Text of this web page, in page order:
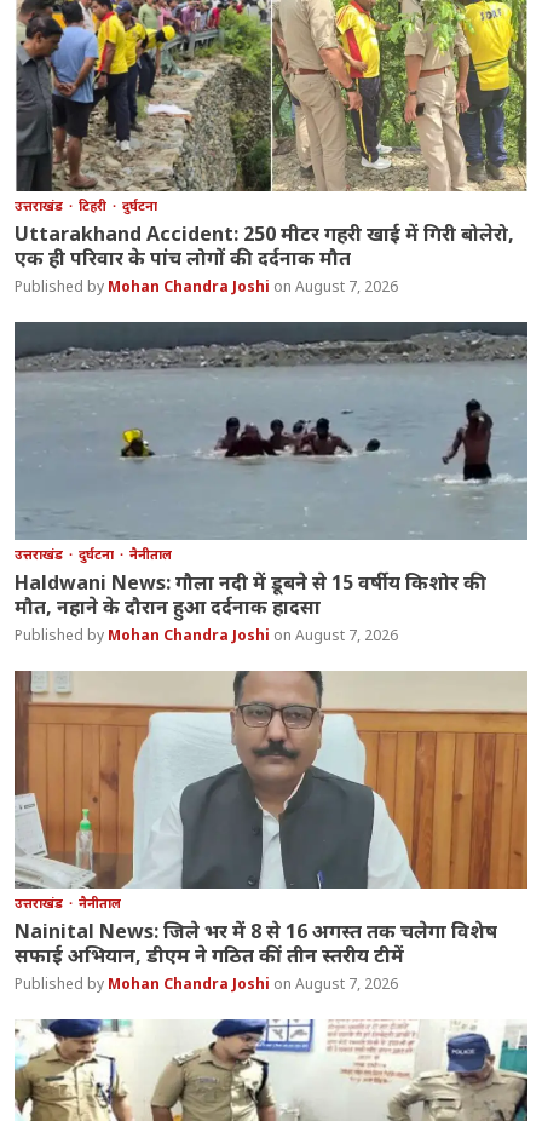
उत्तराखंड टिहरी दुर्घटना
Uttarakhand Accident: 250 मीटर गहरी खाई में गिरी बोलेरो,
एक ही परिवार के पांच लोगों की दर्दनाक मौत
Mohan Chandra Joshi August 7, 2026
उत्तराखंड दुर्घटना नैनीताल
Haldwani News: गौला नदी में डूबने से 15 वर्षीय किशोर की
मौत, नहाने के दौरान हुआ दर्दनाक हादसा
Mohan Chandra Joshi August 7, 2026
उत्तराखंड नैनीताल
Nainital News: जिले भर में 8 से 16 अगस्त तक चलेगा विशेष
सफाई अभियान, डीएम ने गठित कीं तीन स्तरीय टीमें
Mohan Chandra Joshi August 7, 2026